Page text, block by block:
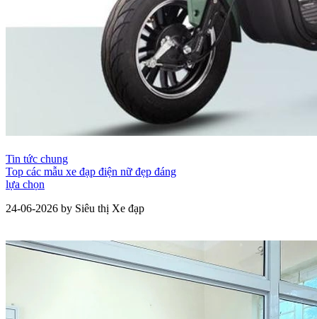
Tin tức chung
Top các mẫu xe đạp điện nữ đẹp đáng
lựa chọn
24-06-2026 by Siêu thị Xe đạp